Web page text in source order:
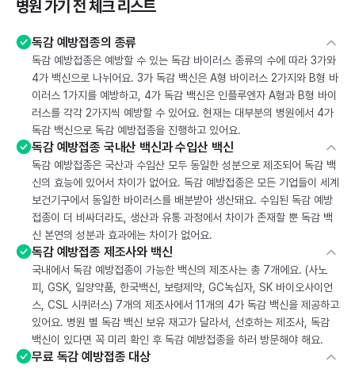
병원 가기 전 체크 리스트
독감 예방접종의 종류
독감 예방접종은 예방할 수 있는 독감 바이러스 종류의 수에 따라 3가와
4가 백신으로 나뉘어요. 3가 독감 백신은 A형 바이러스 2가지와 B형 바
이러스 1가지를 예방하고, 4가 독감 백신은 인플루엔자 A형과 B형 바이
러스를 각각 2가지씩 예방할 수 있어요. 현재는 대부분의 병원에서 4가
독감 백신으로 독감 예방접종을 진행하고 있어요.
독감 예방접종 국내산 백신과 수입산 백신
독감 예방접종은 국산과 수입산 모두 동일한 성분으로 제조되어 독감 백
신의 효능에 있어서 차이가 없어요. 독감 예방접종은 모든 기업들이 세계
보건기구에서 동일한 바이러스를 배분받아 생산돼요. 수입된 독감 예방
접종이 더 비싸더라도, 생산과 유통 과정에서 차이가 존재할 뿐 독감 백
신 본연의 성분과 효과에는 차이가 없어요.
독감 예방접종 제조사와 백신
국내에서 독감 예방접종이 가능한 백신의 제조사는 총 7개에요. (사노
피, GSK, 일양약품, 한국백신, 보령제약, GC녹십자, SK 바이오사이언
스, CSL 시퀴러스) 7개의 제조사에서 11개의 4가 독감 백신을 제공하고
있어요. 병원 별 독감 백신 보유 재고가 달라서, 선호하는 제조사, 독감
백신이 있다면 꼭 미리 확인 후 독감 예방접종을 하러 방문해야 해요.
무료 독감 예방접종 대상